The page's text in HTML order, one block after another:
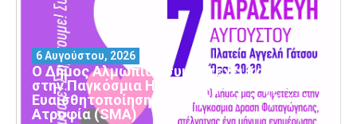
Ο Δήμος Αλμωπίας συμμετέχει και φέτος
στην Παγκόσμια Ημέρα Ενημέρωσης και
Ευαισθητοποίησης για τη Νωτιαία Μυϊκή
Ατροφία (SMA)
6 Αυγούστου, 2026